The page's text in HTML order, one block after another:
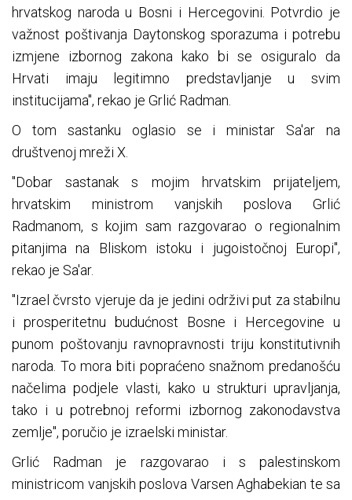
hrvatskog naroda u Bosni i Hercegovini. Potvrdio je
važnost poštivanja Daytonskog sporazuma i potrebu
izmjene izbornog zakona kako bi se osiguralo da
Hrvati imaju legitimno predstavljanje u svim
institucijama", rekao je Grlić Radman.
O tom sastanku oglasio se i ministar Sa'ar na
društvenoj mreži X.
"Dobar sastanak s mojim hrvatskim prijateljem,
hrvatskim ministrom vanjskih poslova Grlić
Radmanom, s kojim sam razgovarao o regionalnim
pitanjima na Bliskom istoku i jugoistočnoj Europi",
rekao je Sa'ar.
"Izrael čvrsto vjeruje da je jedini održivi put za stabilnu
i prosperitetnu budućnost Bosne i Hercegovine u
punom poštovanju ravnopravnosti triju konstitutivnih
naroda. To mora biti popraćeno snažnom predanošću
načelima podjele vlasti, kako u strukturi upravljanja,
tako i u potrebnoj reformi izbornog zakonodavstva
zemlje", poručio je izraelski ministar.
Grlić Radman je razgovarao i s palestinskom
ministricom vanjskih poslova Varsen Aghabekian te sa